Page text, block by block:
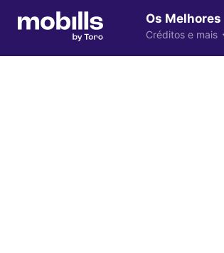
Os Melhores
Créditos e mais